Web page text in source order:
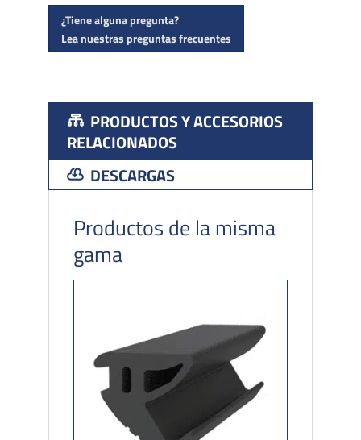
¿Tiene alguna pregunta?
Lea nuestras preguntas frecuentes
PRODUCTOS Y ACCESORIOS
RELACIONADOS
DESCARGAS
Productos de la misma
gama